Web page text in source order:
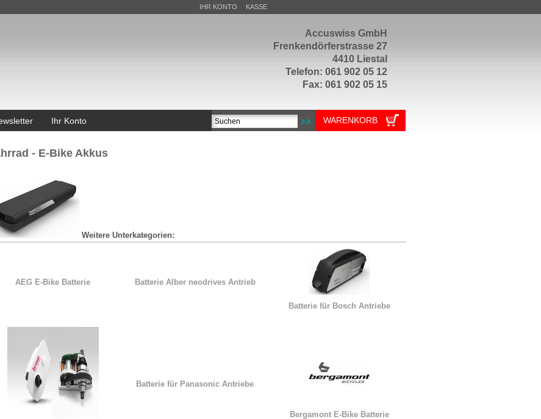
Accuswiss GmbH
Frenkendörferstrasse 27
4410 Liestal
Telefon: 061 902 05 12
Fax: 061 902 05 15
IHR KONTO KASSE
Ihr Konto WARENKORB
- E-Bike Akkus
Weitere Unterkategorien:
AEG E-Bike Batterie Batterie Alber neodrives Antrieb
Batterie für Bosch Antriebe
Batterie für Panasonic Antriebe
Bergamont E-Bike Batterie